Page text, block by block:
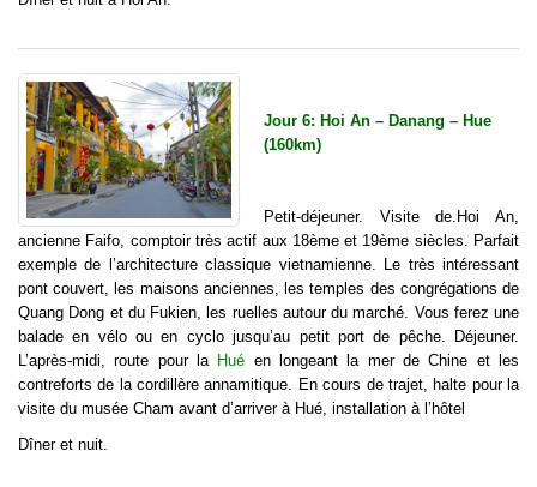
Jour 6: Hoi An – Danang – Hue
(160km)
Petit-déjeuner. Visite de.Hoi An,
ancienne Faifo, comptoir très actif aux 18ème et 19ème siècles. Parfait
exemple de l’architecture classique vietnamienne. Le très intéressant
pont couvert, les maisons anciennes, les temples des congrégations de
Quang Dong et du Fukien, les ruelles autour du marché. Vous ferez une
balade en vélo ou en cyclo jusqu’au petit port de pêche. Déjeuner.
L’après-midi, route pour la Hué en longeant la mer de Chine et les
contreforts de la cordillère annamitique. En cours de trajet, halte pour la
visite du musée Cham avant d’arriver à Hué, installation à l’hôtel
Dîner et nuit.